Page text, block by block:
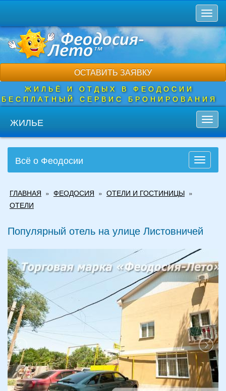
основному
содержанию
ОСТАВИТЬ ЗАЯВКУ
ЖИЛЬЁ И ОТДЫХ В ФЕОДОСИИ
БЕСПЛАТНЫЙ СЕРВИС БРОНИРОВАНИЯ
ЖИЛЬЕ
Toggle
Всё о Феодосии
здесь
ГЛАВНАЯ » ФЕОДОСИЯ » ОТЕЛИ И ГОСТИНИЦЫ »
ОТЕЛИ
Популярный отель на улице Листовничей